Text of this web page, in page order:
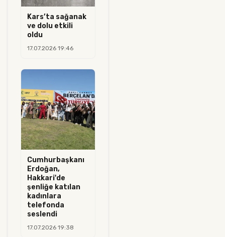
Kars’ta sağanak
ve dolu etkili
oldu
17.07.2026 19:46
Cumhurbaşkanı
Erdoğan,
Hakkari'de
şenliğe katılan
kadınlara
telefonda
seslendi
17.07.2026 19:38